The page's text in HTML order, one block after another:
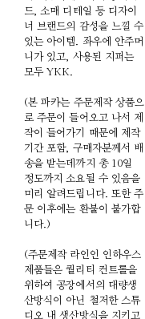
드, 소매 디테일 등 디자이
너 브랜드의 감성을 느낄 수
있는 아이템. 좌우에 안주머
니가 있고, 사용된 지퍼는
모두 YKK.
(본 파카는 주문제작 상품으
로 주문이 들어오고 나서 제
작이 들어가기 때문에 제작
기간 포함, 구매자분께서 배
송을 받는데까지 총 10일
정도까지 소요될 수 있음을
미리 알려드립니다. 또한 주
문 이후에는 환불이 불가합
니다.)
(주문제작 라인인 인하우스
제품들은 퀄리티 컨트롤을
위하여 공장에서의 대량생
산방식이 아닌 철저한 스튜
디오 내 생산방식을 지키고